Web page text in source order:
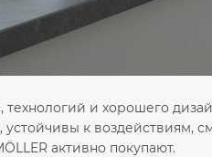
технологий и хорошего
к воздействиям,
активно покупают.